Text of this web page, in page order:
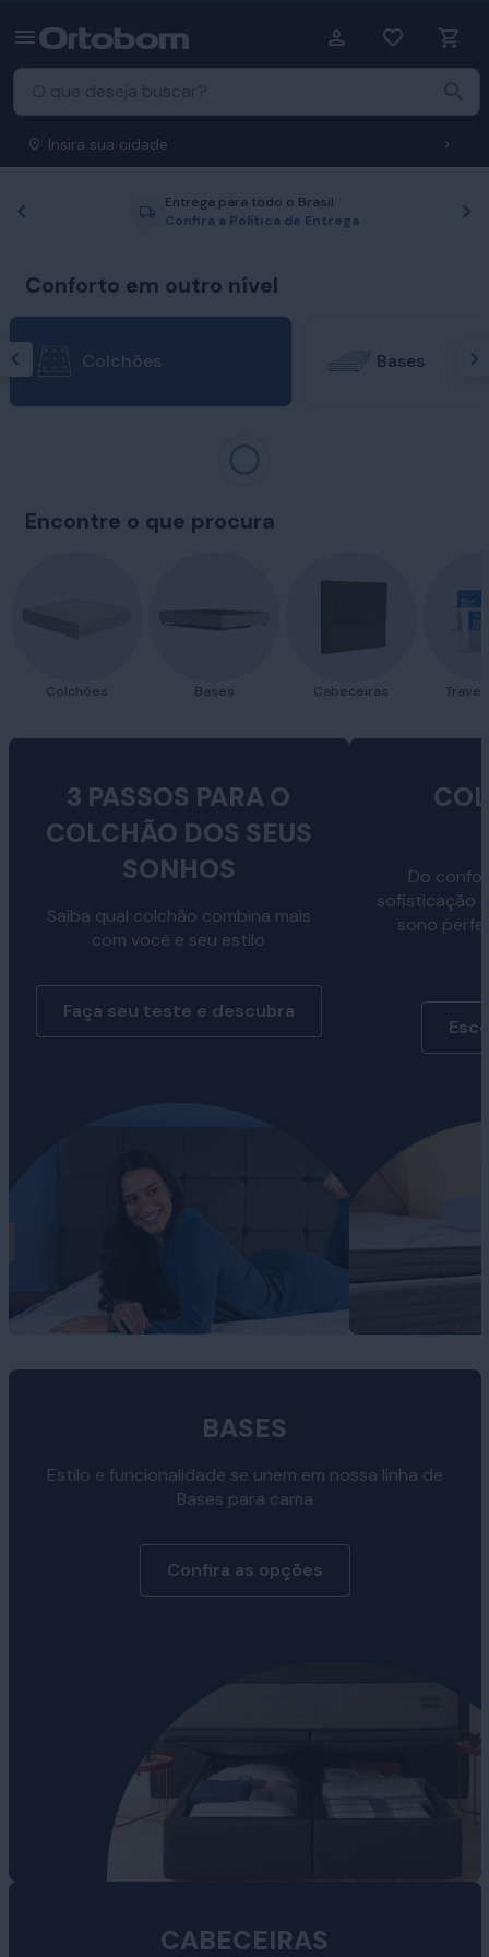
Insira sua cidade
Entrega para todo o Brasil
Confira a Política de Entrega
Anterior
Conforto em outro nível
Colchões Bases
Encontre o que procura
Colchões Bases Cabeceiras
3 PASSOS PARA O
COLCHÃO DOS SEUS
SONHOS
Saiba qual colchão combina mais
com você e seu estilo
Faça seu teste e descubra
Do
sofisticação
sono
BASES
Estilo e funcionalidade se unem em nossa linha de
Bases para cama
Confira as opções
CABECEIRAS